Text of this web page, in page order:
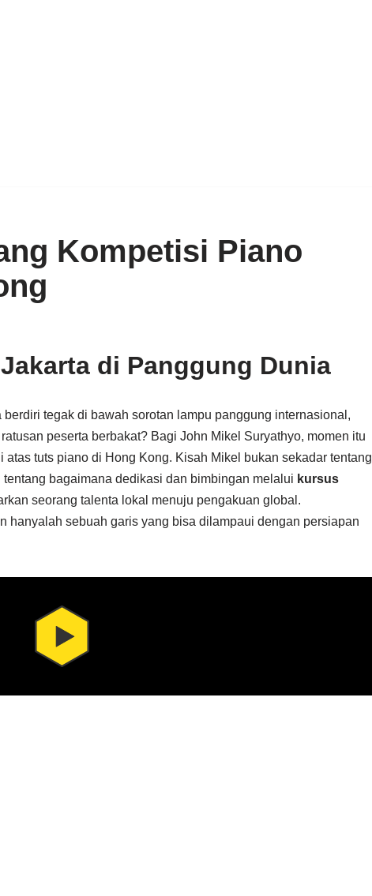
Kompetisi Piano
di Panggung Dunia
tegak di bawah sorotan lampu panggung internasional,
peserta berbakat? Bagi John Mikel Suryathyo, momen itu
tuts piano di Hong Kong. Kisah Mikel bukan sekadar tentang
bagaimana dedikasi dan bimbingan melalui kursus
seorang talenta lokal menuju pengakuan global.
hanyalah sebuah garis yang bisa dilampaui dengan persiapan